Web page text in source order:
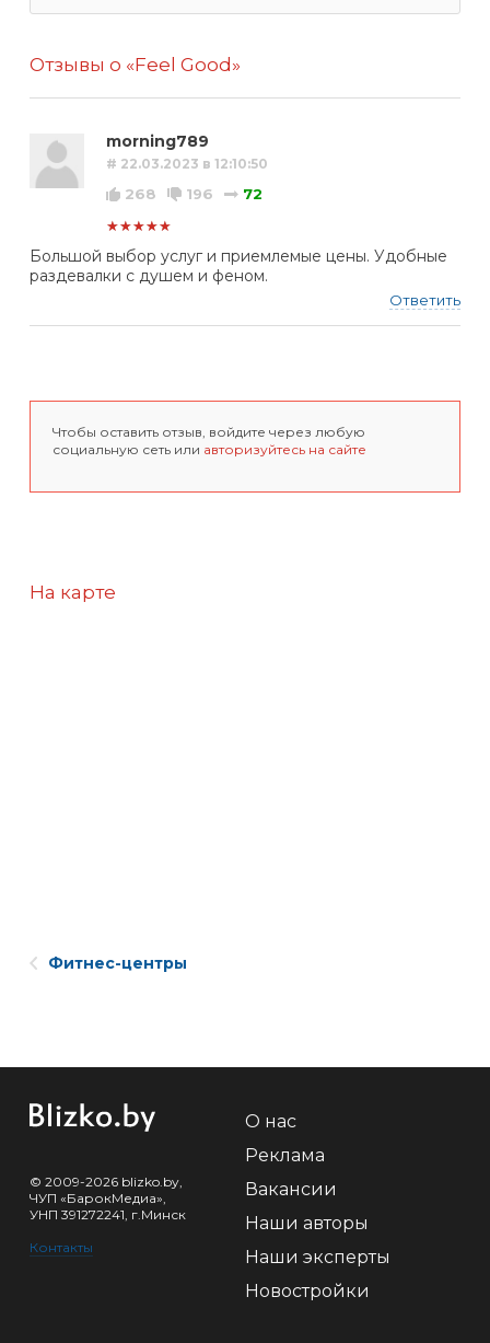
Отзывы о «Feel Good»
morning789
# 22.03.2023 в 12:10:50
268 196
72
★★★★★
Большой выбор услуг и приемлемые цены. Удобные
раздевалки с душем и феном.
Ответить
Чтобы оставить отзыв, войдите через любую
социальную сеть или авторизуйтесь на сайте
На карте
Фитнес-центры
© 2009-2026 blizko.by,
ЧУП «БарокМедиа»,
УНП 391272241, г.Минск
Контакты
О нас
Реклама
Вакансии
Наши авторы
Наши эксперты
Новостройки